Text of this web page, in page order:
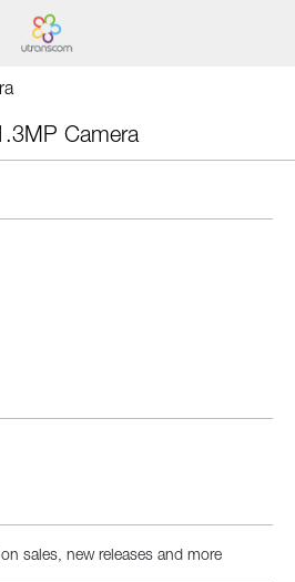
Camera
sales, new releases and more